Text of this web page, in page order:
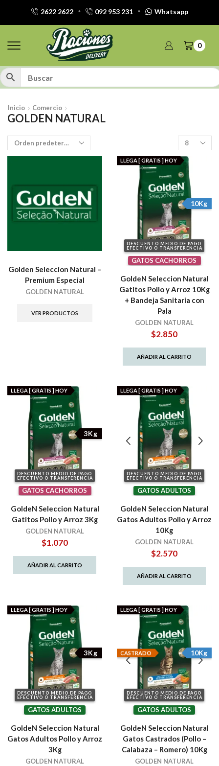
2622 2622 092 953 231 Whatsapp
0
Inicio Comercio
GOLDEN NATURAL
Productos
por
pagina
Golden Seleccion Natural –
Premium Especial
GOLDEN NATURAL
VER PRODUCTOS
DESCUENTO MEDIO DE PAGO
EFECTIVO O TRANSFERENCIA
10Kg
LLEGA [ GRATIS ] HOY
GATOS CACHORROS
GoldeN Seleccion Natural
Gatitos Pollo y Arroz 10Kg
+ Bandeja Sanitaria con
Pala
GOLDEN NATURAL
$2.850
AÑADIR AL CARRITO
DESCUENTO MEDIO DE PAGO
EFECTIVO O TRANSFERENCIA
3Kg
LLEGA [ GRATIS ] HOY
GATOS CACHORROS
GoldeN Seleccion Natural
Gatitos Pollo y Arroz 3Kg
GOLDEN NATURAL
$1.070
AÑADIR AL CARRITO
DESCUENTO MEDIO DE PAGO
EFECTIVO O TRANSFERENCIA
LLEGA [ GRATIS ] HOY
GATOS ADULTOS
GoldeN Seleccion Natural
Gatos Adultos Pollo y Arroz
10Kg
GOLDEN NATURAL
$2.570
AÑADIR AL CARRITO
DESCUENTO MEDIO DE PAGO
EFECTIVO O TRANSFERENCIA
3Kg
LLEGA [ GRATIS ] HOY
GATOS ADULTOS
GoldeN Seleccion Natural
Gatos Adultos Pollo y Arroz
3Kg
GOLDEN NATURAL
DESCUENTO MEDIO DE PAGO
EFECTIVO O TRANSFERENCIA
CASTRADO 10Kg
LLEGA [ GRATIS ] HOY
GATOS ADULTOS
GoldeN Seleccion Natural
Gatos Castrados (Pollo –
Calabaza – Romero) 10Kg
GOLDEN NATURAL